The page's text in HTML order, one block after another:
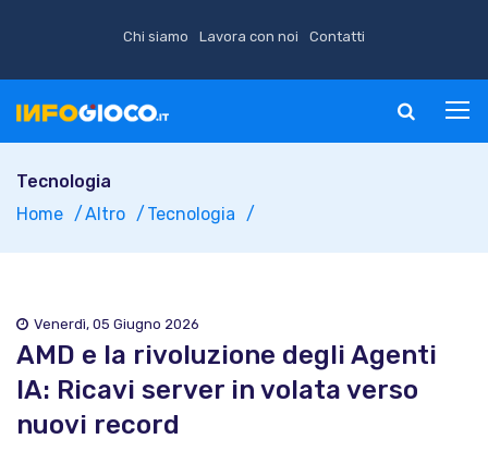
Chi siamo Lavora con noi Contatti
Tecnologia
Home
Altro Tecnologia
Venerdì, 05 Giugno 2026
AMD e la rivoluzione degli Agenti
IA: Ricavi server in volata verso
nuovi record